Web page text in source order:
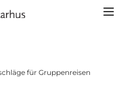
für Gruppenreisen